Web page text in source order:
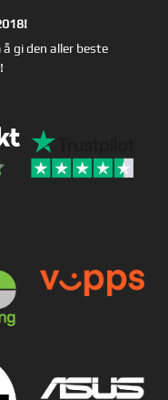
å gi den aller beste